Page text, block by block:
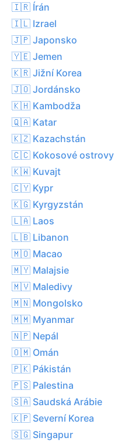
🇮🇷 Írán
🇮🇱 Izrael
🇯🇵 Japonsko
🇾🇪 Jemen
🇰🇷 Jižní Korea
🇯🇴 Jordánsko
🇰🇭 Kambodža
🇶🇦 Katar
🇰🇿 Kazachstán
🇨🇨 Kokosové ostrovy
🇰🇼 Kuvajt
🇨🇾 Kypr
🇰🇬 Kyrgyzstán
🇱🇦 Laos
🇱🇧 Libanon
🇲🇴 Macao
🇲🇾 Malajsie
🇲🇻 Maledivy
🇲🇳 Mongolsko
🇲🇲 Myanmar
🇳🇵 Nepál
🇴🇲 Omán
🇵🇰 Pákistán
🇵🇸 Palestina
🇸🇦 Saudská Arábie
🇰🇵 Severní Korea
🇸🇬 Singapur